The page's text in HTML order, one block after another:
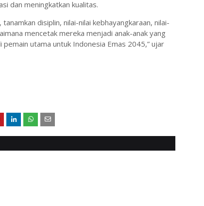
dan meningkatkan kualitas.
disiplin, nilai-nilai kebhayangkaraan, nilai-
mencetak mereka menjadi anak-anak yang
utama untuk Indonesia Emas 2045,” ujar